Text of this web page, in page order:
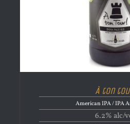
À ton
American IPA / IPA
6.2% alc/